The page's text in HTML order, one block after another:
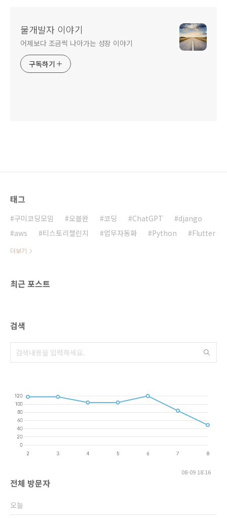
물개발자 이야기
어제보다 조금씩 나아가는 성장 이야기
구독하기
태그
구미코딩모임 오블완 코딩 ChatGPT
django
aws
티스토리챌린지 업무자동화 Python Flutter
더보기
최근 포스트
검색
08-09 18:16
전체 방문자
오늘